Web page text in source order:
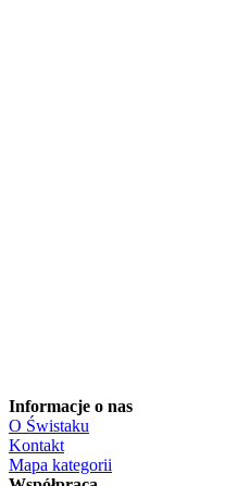
Informacje o nas
O Świstaku
Kontakt
Mapa kategorii